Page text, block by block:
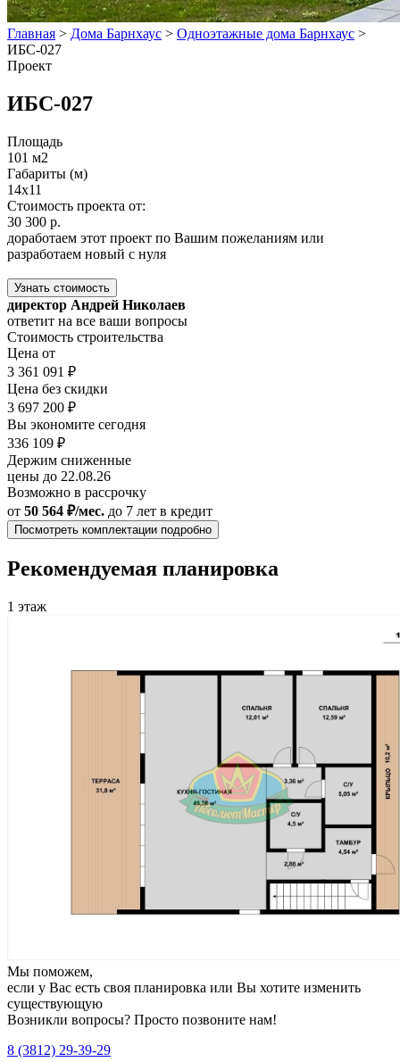
Главная > Дома Барнхаус > Одноэтажные дома Барнхаус >
ИБС-027
Проект
ИБС-027
Площадь
101 м2
Габариты (м)
14х11
Стоимость проекта от:
30 300 р.
доработаем этот проект по Вашим пожеланиям или
разработаем новый с нуля
Узнать стоимость
директор Андрей Николаев
ответит на все ваши вопросы
Стоимость строительства
Цена от
3 361 091 ₽
Цена без скидки
3 697 200 ₽
Вы экономите сегодня
336 109 ₽
Держим сниженные
цены до 22.08.26
Возможно в рассрочку
от 50 564 ₽/мес. до 7 лет в кредит
Посмотреть комплектации подробно
Рекомендуемая планировка
1 этаж
Мы поможем,
если у Вас есть своя планировка или Вы хотите изменить
существующую
Возникли вопросы? Просто позвоните нам!
8 (3812) 29-39-29